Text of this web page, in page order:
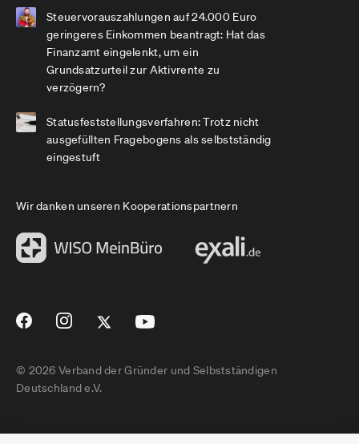
Steuervorauszahlungen auf 24.000 Euro
geringeres Einkommen beantragt: Hat das
Finanzamt eingelenkt, um ein
Grundsatzurteil zur Aktivrente zu
verzögern?
Statusfeststellungsverfahren: Trotz nicht
ausgefüllten Fragebogens als selbstständig
eingestuft
Wir danken unseren Kooperationspartnern
© 2026 Verband der Gründer und Selbstständigen
Deutschland e.V.
Impressum